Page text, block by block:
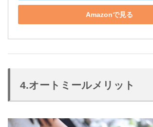
Amazonで見る
4.オートミールメリット